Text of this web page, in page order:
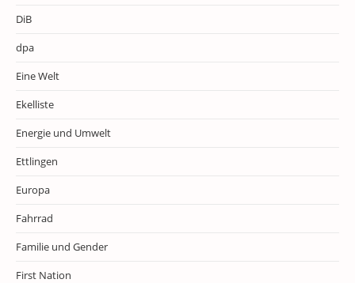
DiB
dpa
Eine Welt
Ekelliste
Energie und Umwelt
Ettlingen
Europa
Fahrrad
Familie und Gender
First Nation